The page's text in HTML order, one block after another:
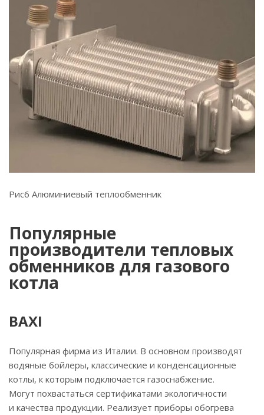
Рис6 Алюминиевый теплообменник
Популярные
производители тепловых
обменников для газового
котла
BAXI
Популярная фирма из Италии. В основном производят
водяные бойлеры, классические и конденсационные
котлы, к которым подключается газоснабжение.
Могут похвастаться сертификатами экологичности
и качества продукции. Реализует приборы обогрева